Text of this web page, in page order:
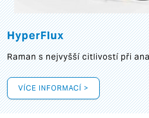
HyperFlux
Raman s nejvyšší citlivostí při
VÍCE INFORMACÍ >